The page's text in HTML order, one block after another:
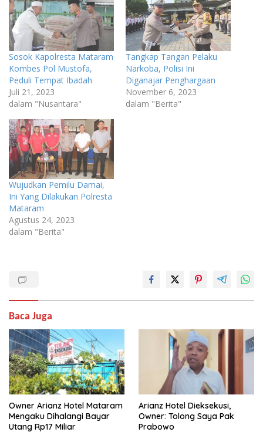
Sosok Kapolresta Mataram
Kombes Pol Mustofa,
Peduli Tempat Ibadah
Juli 21, 2023
dalam "Nusantara"
Tangkap Tangan Pelaku
Narkoba, Polisi Ini
Diganajar Penghargaan
November 6, 2023
dalam "Berita"
Wujudkan Pemilu Damai,
Ini Yang Dilakukan Polresta
Mataram
Agustus 24, 2023
dalam "Berita"
Baca Juga
Owner Arianz Hotel Mataram
Mengaku Dihalangi Bayar
Utang Rp17 Miliar
Arianz Hotel Dieksekusi,
Owner: Tolong Saya Pak
Prabowo